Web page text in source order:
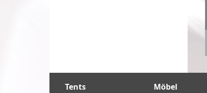
Tents Möbel